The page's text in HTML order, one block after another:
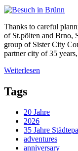
Thanks to careful
of St.pölten and Brno,
group of Sister City
partner city of 35
Weiterlesen
Tags
20 Jahre
2026
35 Jahre
adventures
anniversary